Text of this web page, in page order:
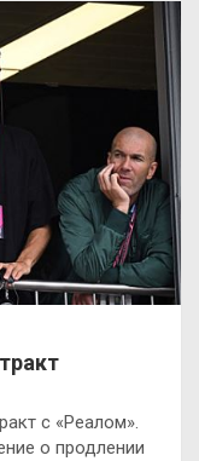
с «Реалом».
о продлении